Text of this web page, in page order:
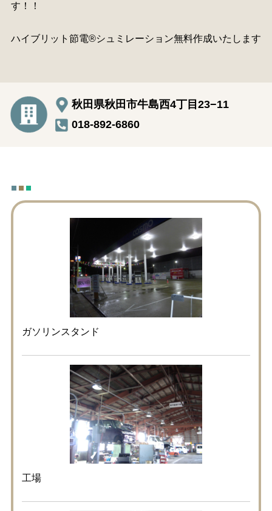
す！！
ハイブリット節電®シュミレーション無料作成いたします
秋田県秋田市牛島西4丁目23−11
018-892-6860
ガソリンスタンド
工場